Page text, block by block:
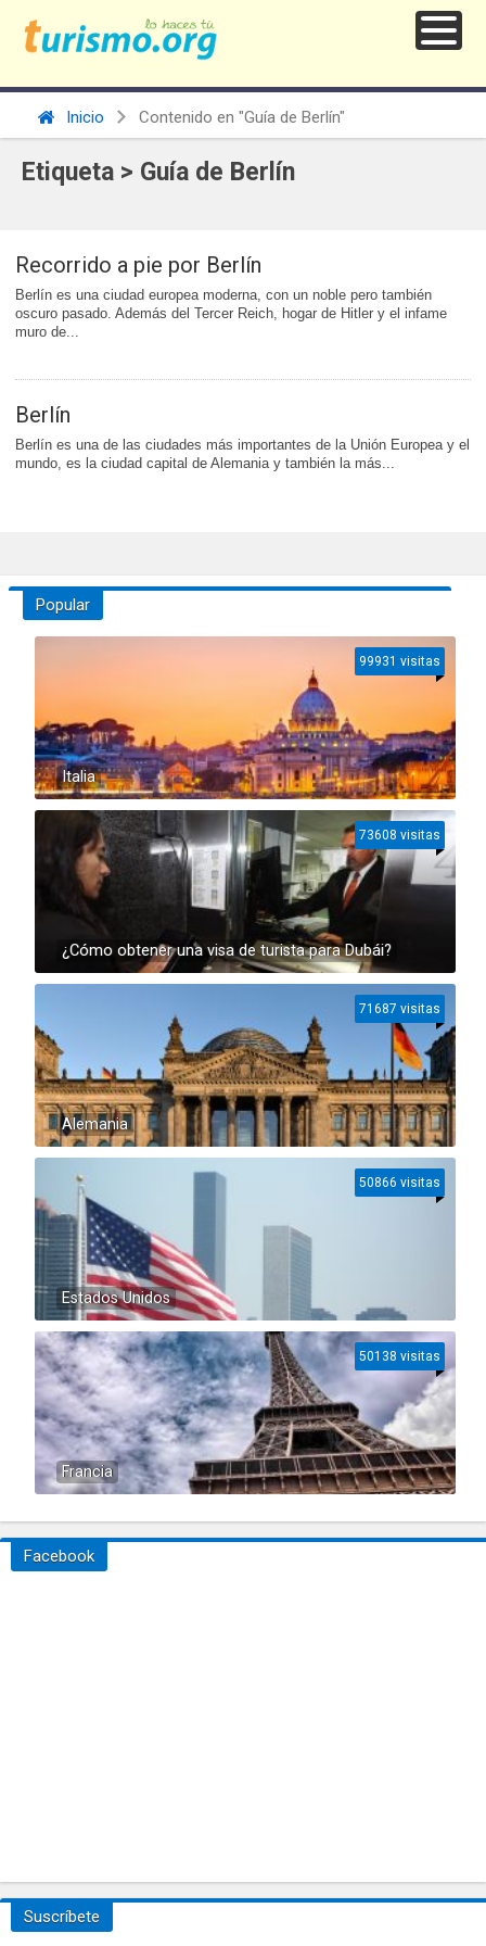
Inicio Contenido en "Guía de Berlín"
Etiqueta > Guía de Berlín
Recorrido a pie por Berlín
Berlín es una ciudad europea moderna, con un noble pero también
oscuro pasado. Además del Tercer Reich, hogar de Hitler y el infame
muro de...
Berlín
Berlín es una de las ciudades más importantes de la Unión Europea y el
mundo, es la ciudad capital de Alemania y también la más...
Popular
Italia
99931 visitas
¿Cómo obtener una visa de turista para Dubái?
73608 visitas
Alemania
71687 visitas
Estados Unidos
50866 visitas
Francia
50138 visitas
Facebook
Suscríbete